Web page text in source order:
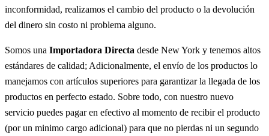
inconformidad, realizamos el cambio del producto o la devolución
del dinero sin costo ni problema alguno.
Somos una Importadora Directa desde New York y tenemos altos
estándares de calidad; Adicionalmente, el envío de los productos lo
manejamos con artículos superiores para garantizar la llegada de los
productos en perfecto estado. Sobre todo, con nuestro nuevo
servicio puedes pagar en efectivo al momento de recibir el producto
(por un minimo cargo adicional) para que no pierdas ni un segundo